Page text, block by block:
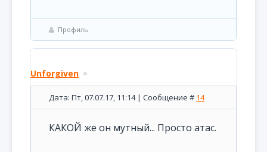
Профиль
Unforgiven
Дата: Пт, 07.07.17, 11:14 | Сообщение # 14
КАКОЙ же он мутный... Просто атас.